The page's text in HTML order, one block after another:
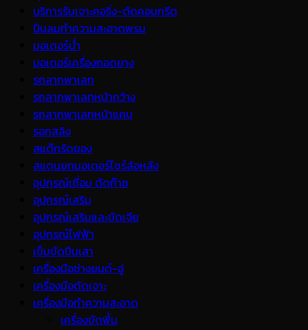
บริการรับเจาะคอริ่ง-ตัดคอนกรีต
ปืนลมทำความสะอาดพรม
มอเตอร์น้ำ
มอเตอร์เครื่องถอดยาง
รถลากพาเลท
รถลากพาเลทหน้ากว้าง
รถลากพาเลทหน้าแคบ
รอกสลิง
สแต๊กรัดของ
สแตนยกมอเตอร์ไซร์ล้อหลัง
อุปกรณ์เชื่อม ตัดก๊าซ
อุปกรณ์เสริม
อุปกรณ์เสริมและขัดเจีย
อุปกรณ์ไฟฟ้า
เข็มขัดปีนเสา
เครื่องมือช่างยนต์-อู่
เครื่องมือตัดเจาะ
เครื่องมือทำความสะอาด
เครื่องขัดพื้น